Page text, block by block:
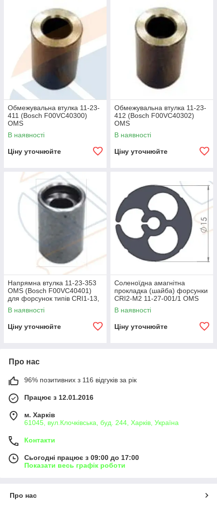
Обмежувальна втулка 11-23-
411 (Bosch F00VC40300)
OMS
В наявності
Ціну уточнюйте
Обмежувальна втулка 11-23-
412 (Bosch F00VC40302)
OMS
В наявності
Ціну уточнюйте
Напрямна втулка 11-23-353
OMS (Bosch F00VC40401)
для форсунок типів CRI1-13,
CRI2.1 (1600 BAR), CRI2-16
В наявності
Ціну уточнюйте
Cоленоїдна амагнітна
прокладка (шайба) форсунки
CRI2-M2 11-27-001/1 OMS
Ø15
В наявності
Ціну уточнюйте
Про нас
96% позитивних з 116 відгуків за рік
Працює з 12.01.2016
м. Харків
61045, вул.Клочківська, буд. 244, Харків, Україна
Контакти
Сьогодні працює з 09:00 до 17:00
Показати весь графік роботи
Про нас